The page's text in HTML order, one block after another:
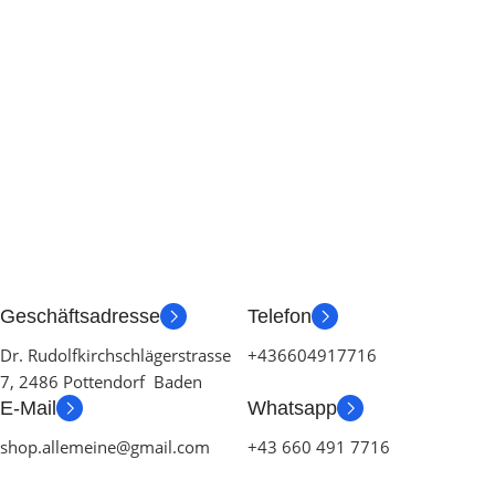
Geschäftsadresse
Dr. Rudolfkirchschlägerstrasse
7, 2486 Pottendorf Baden
Telefon
+436604917716
E-Mail
shop.allemeine@gmail.com
Whatsapp
+43 660 491 7716